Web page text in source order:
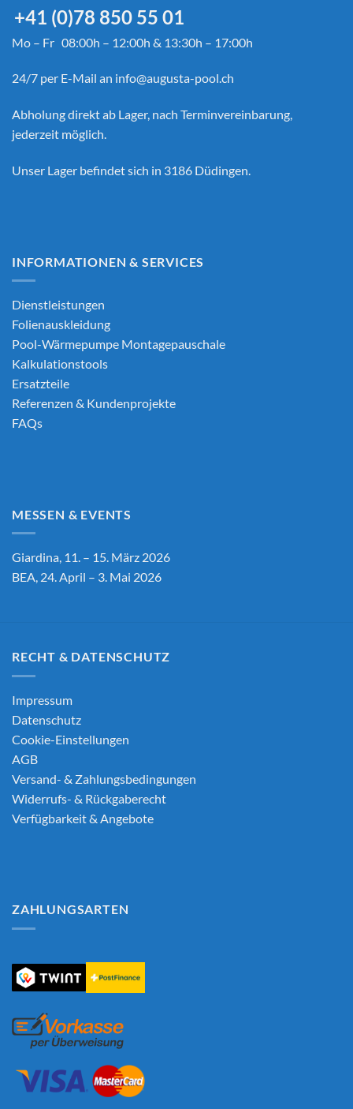
+41 (0)78 850 55 01
Mo – Fr 08:00h – 12:00h & 13:30h – 17:00h
24/7 per E-Mail an info@augusta-pool.ch
Abholung direkt ab Lager, nach Terminvereinbarung,
jederzeit möglich.
Unser Lager befindet sich in 3186 Düdingen.
INFORMATIONEN & SERVICES
Dienstleistungen
Folienauskleidung
Pool-Wärmepumpe Montagepauschale
Kalkulationstools
Ersatzteile
Referenzen & Kundenprojekte
FAQs
MESSEN & EVENTS
Giardina, 11. – 15. März 2026
BEA, 24. April – 3. Mai 2026
RECHT & DATENSCHUTZ
Impressum
Datenschutz
Cookie-Einstellungen
AGB
Versand- & Zahlungsbedingungen
Widerrufs- & Rückgaberecht
Verfügbarkeit & Angebote
ZAHLUNGSARTEN